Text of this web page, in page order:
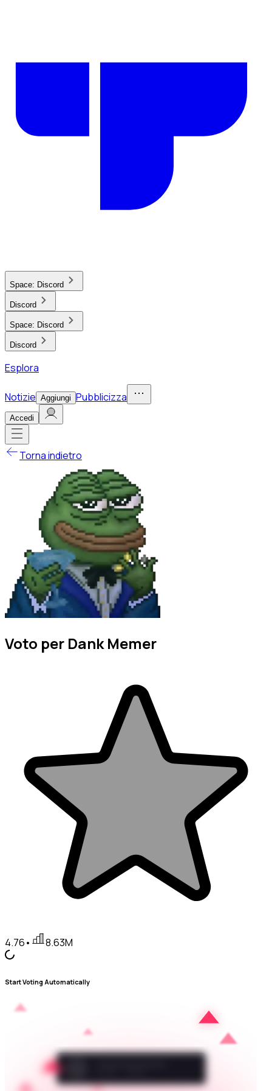
Space: Discord
Discord
Space: Discord
Discord
Esplora
Notizie Aggiungi Pubblicizza
Accedi
Torna indietro
Voto per Dank Memer
4.76• 8.63M
Start Voting Automatically